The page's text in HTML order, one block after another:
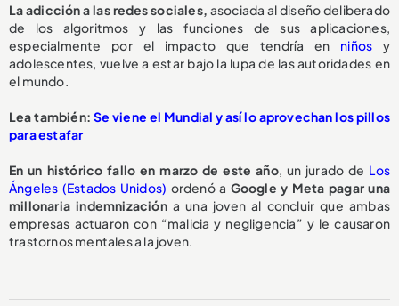
La adicción a las redes sociales, asociada al diseño deliberado
de los algoritmos y las funciones de sus aplicaciones,
especialmente por el impacto que tendría en niños y
adolescentes, vuelve a estar bajo la lupa de las autoridades en
el mundo.
Lea también: Se viene el Mundial y así lo aprovechan los pillos
para estafar
En un histórico fallo en marzo de este año, un jurado de Los
Ángeles (Estados Unidos) ordenó a Google y Meta pagar una
millonaria indemnizacióna una joven al concluir que ambas
empresas actuaron con “malicia y negligencia” y le causaron
trastornos mentales a la joven.